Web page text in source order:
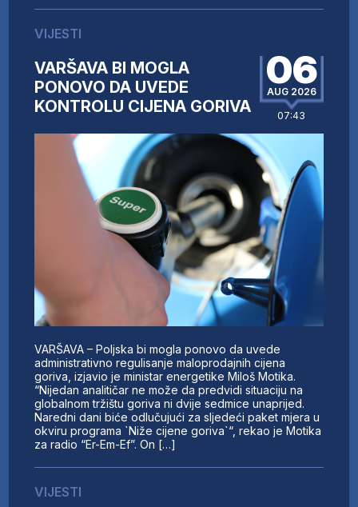
VIJESTI
VARŠAVA BI MOGLA
PONOVO DA UVEDE
KONTROLU CIJENA GORIVA
06
AUG 2026
07:43
VARŠAVA – Poljska bi mogla ponovo da uvede
administrativno regulisanje maloprodajnih cijena
goriva, izjavio je ministar energetike Miloš Motika.
“Nijedan analitičar ne može da predvidi situaciju na
globalnom tržištu goriva ni dvije sedmice unaprijed.
Naredni dani biće odlučujući za sljedeći paket mjera u
okviru programa `Niže cijene goriva`“, rekao je Motika
za radio “Er-Em-Ef”. On […]
VIJESTI